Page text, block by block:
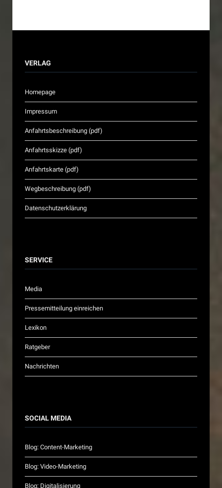
VERLAG
Homepage
Impressum
Anfahrtsbeschreibung (pdf)
Anfahrtsskizze (pdf)
Anfahrtskarte (pdf)
Wegbeschreibung (pdf)
Datenschutzerklärung
SERVICE
Media
Pressemitteilung einreichen
Lexikon
Ratgeber
Nachrichten
SOCIAL MEDIA
Blog: Content-Marketing
Blog: Video-Marketing
Blog: Digitalisierung